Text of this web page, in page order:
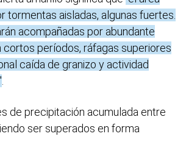
tormentas aisladas, algunas fuertes.
acompañadas por abundante
cortos períodos, ráfagas superiores
caída de granizo y actividad
de precipitación acumulada entre
ser superados en forma